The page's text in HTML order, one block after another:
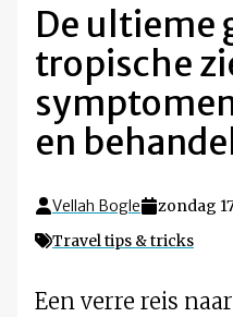
De ultieme
tropische
en
Vellah Bogle
zondag
Travel tips & tricks
Een verre reis